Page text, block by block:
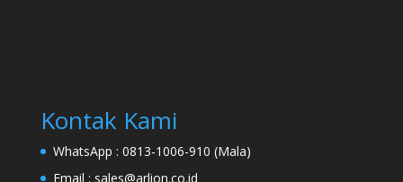
Kontak Kami
WhatsApp : 0813-1006-910 (Mala)
Email : sales@arlion.co.id